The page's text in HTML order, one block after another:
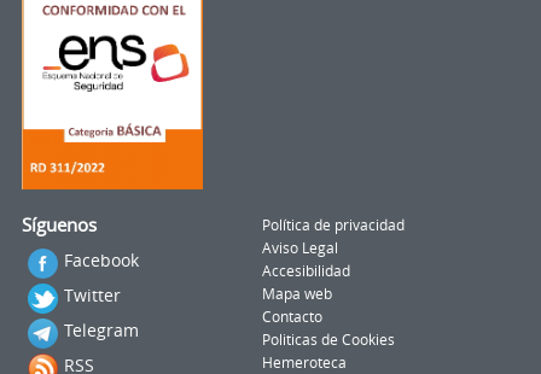
Síguenos
Facebook
Twitter
Telegram
RSS
Política de privacidad
Aviso Legal
Accesibilidad
Mapa web
Contacto
Politicas de Cookies
Hemeroteca